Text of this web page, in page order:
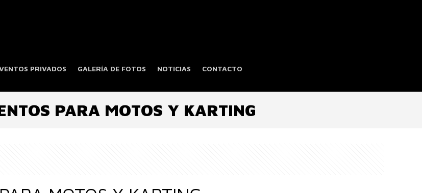
PRIVADOS GALERÍA DE FOTOS NOTICIAS CONTACTO
PARA MOTOS Y KARTING